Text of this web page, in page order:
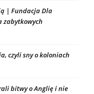
| Fundacja Dla
zabytkowych
czyli sny o koloniach
bitwy o Anglię i nie